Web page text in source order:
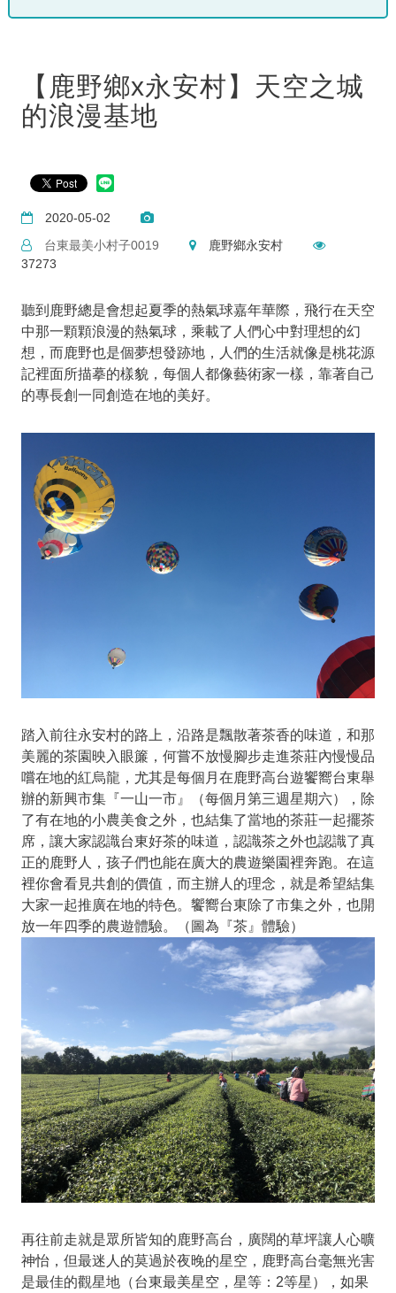
【鹿野鄉x永安村】天空之城
的浪漫基地
2020-05-02
台東最美小村子0019
鹿野鄉永安村
37273
聽到鹿野總是會想起夏季的熱氣球嘉年華際，飛行在天空
中那一顆顆浪漫的熱氣球，乘載了人們心中對理想的幻
想，而鹿野也是個夢想發跡地，人們的生活就像是桃花源
記裡面所描摹的樣貌，每個人都像藝術家一樣，靠著自己
的專長創一同創造在地的美好。
踏入前往永安村的路上，沿路是飄散著茶香的味道，和那
美麗的茶園映入眼簾，何嘗不放慢腳步走進茶莊內慢慢品
嚐在地的紅烏龍，尤其是每個月在鹿野高台遊饗嚮台東舉
辦的新興市集『一山一市』（每個月第三週星期六），除
了有在地的小農美食之外，也結集了當地的茶莊一起擺茶
席，讓大家認識台東好茶的味道，認識茶之外也認識了真
正的鹿野人，孩子們也能在廣大的農遊樂園裡奔跑。在這
裡你會看見共創的價值，而主辦人的理念，就是希望結集
大家一起推廣在地的特色。饗嚮台東除了市集之外，也開
放一年四季的農遊體驗。（圖為『茶』體驗）
再往前走就是眾所皆知的鹿野高台，廣闊的草坪讓人心曠
神怡，但最迷人的莫過於夜晚的星空，鹿野高台毫無光害
是最佳的觀星地（台東最美星空，星等：2等星），如果